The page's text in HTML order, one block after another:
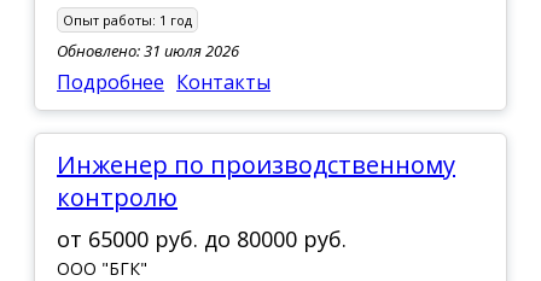
Опыт работы: 1 год
Обновлено: 31 июля 2026
Подробнее Контакты
Инженер по производственному
контролю
от 65000 руб. до 80000 руб.
ООО "БГК"